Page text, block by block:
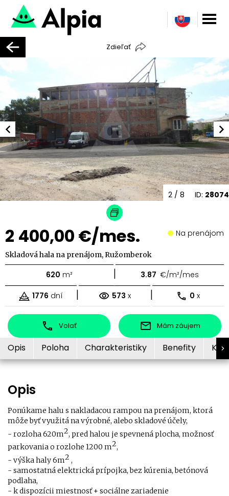
Zdieľať
ID: 28074
2 / 8
2 400,00 €/mes. Na prenájom
Skladová hala na prenájom, Ružomberok
620 m² | 3.87 €/m²/mes
1776 dní | 573 x | 0 x
Volať Mám záujem
Opis Poloha Charakteristiky Benefity
Opis
Ponúkame halu s nakladacou rampou na prenájom, ktorá
môže byť využitá na výrobné, alebo skladové účely,
- rozloha 620m2, pred halou je spevnená plocha, možnosť
parkovania o rozlohe 1200 m2,
- výška haly 6m2 ,
- samostatná elektrická prípojka, bez kúrenia, betónová
podlaha,
- k dispozícii miestnosť + sociálne zariadenie